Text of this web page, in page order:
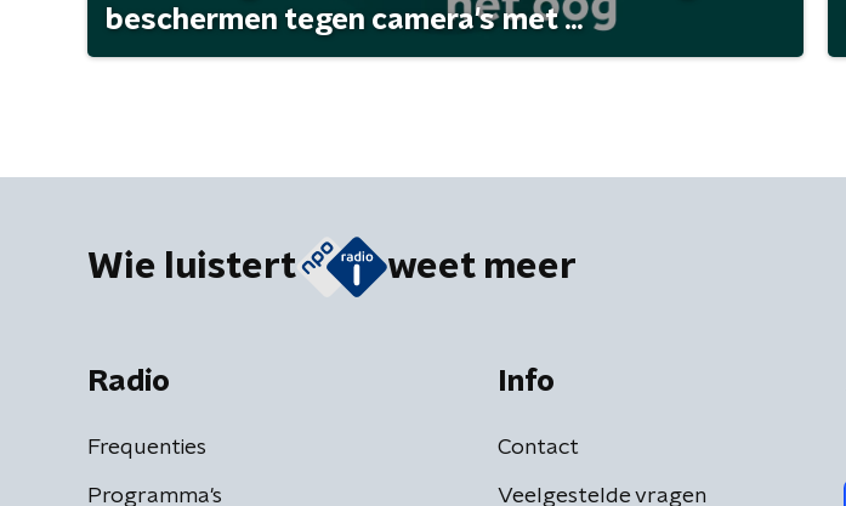
beschermen tegen camera's met ...
Wie luistert weet meer
Radio
Frequenties
Programma's
Info
Contact
Veelgestelde vragen